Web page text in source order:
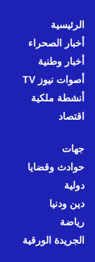
الرئيسية
أخبار الصحراء
أخبار وطنية
أصوات نيوز TV
أنشطة ملكية
اقتصاد
جهات
حوادث وقضايا
دولية
دين ودنيا
رياضة
الجريدة الورقية